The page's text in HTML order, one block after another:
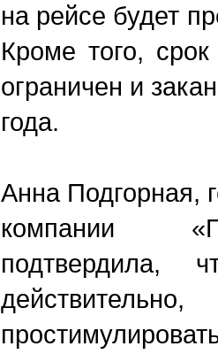
на рейсе будет
Кроме того,
ограничен и
года.
Анна Подгорная,
компании
подтвердила,